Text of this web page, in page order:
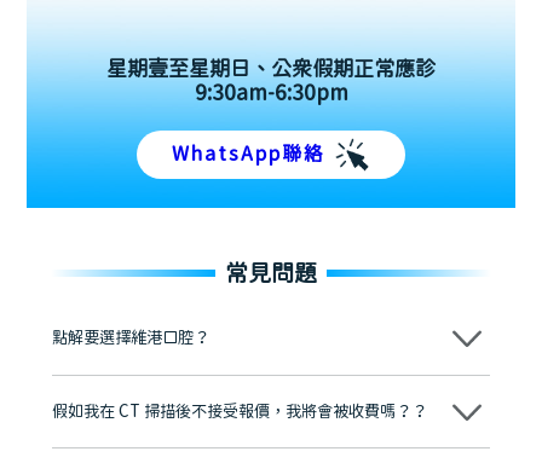
星期壹至星期日、公眾假期正常應診
9:30am-6:30pm
WhatsApp聯絡
常見問題
點解要選擇維港口腔？
維港口腔踐行「醫道濟世」的大學校訓，各分院匯聚來自香港、內地的
牌」、「2025香港企業領袖品牌」，是諾貝爾種植系統全球放心植牙中
至今已服務超過三十個國家和地區的顧客，受到粵港澳大灣區及周邊城
假如我在 CT 掃描後不接受報價，我將會被收費嗎？？
不會！只要未開始實際服務之前，你不會被收取任何費用。